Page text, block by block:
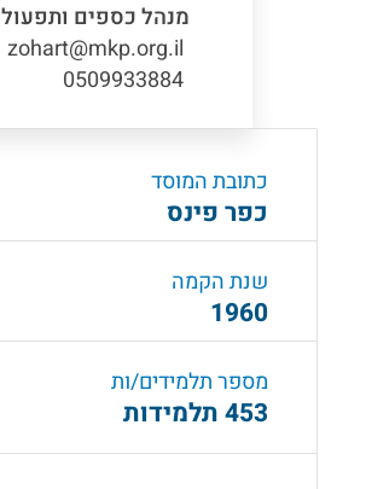
מנהל כספים ותפעול
zohart@mkp.org.il
0509933884
כתובת המוסד
כפר פינס
שנת הקמה
1960
מספר תלמידים/ות
453 תלמידות